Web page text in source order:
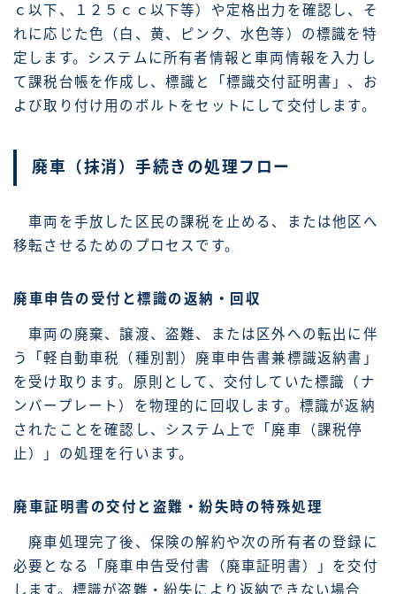
ｃ以下、１２５ｃｃ以下等）や定格出力を確認し、そ
れに応じた色（白、黄、ピンク、水色等）の標識を特
定します。システムに所有者情報と車両情報を入力し
て課税台帳を作成し、標識と「標識交付証明書」、お
よび取り付け用のボルトをセットにして交付します。
廃車（抹消）手続きの処理フロー
車両を手放した区民の課税を止める、または他区へ
移転させるためのプロセスです。
廃車申告の受付と標識の返納・回収
車両の廃棄、譲渡、盗難、または区外への転出に伴
う「軽自動車税（種別割）廃車申告書兼標識返納書」
を受け取ります。原則として、交付していた標識（ナ
ンバープレート）を物理的に回収します。標識が返納
されたことを確認し、システム上で「廃車（課税停
止）」の処理を行います。
廃車証明書の交付と盗難・紛失時の特殊処理
廃車処理完了後、保険の解約や次の所有者の登録に
必要となる「廃車申告受付書（廃車証明書）」を交付
します。標識が盗難・紛失により返納できない場合